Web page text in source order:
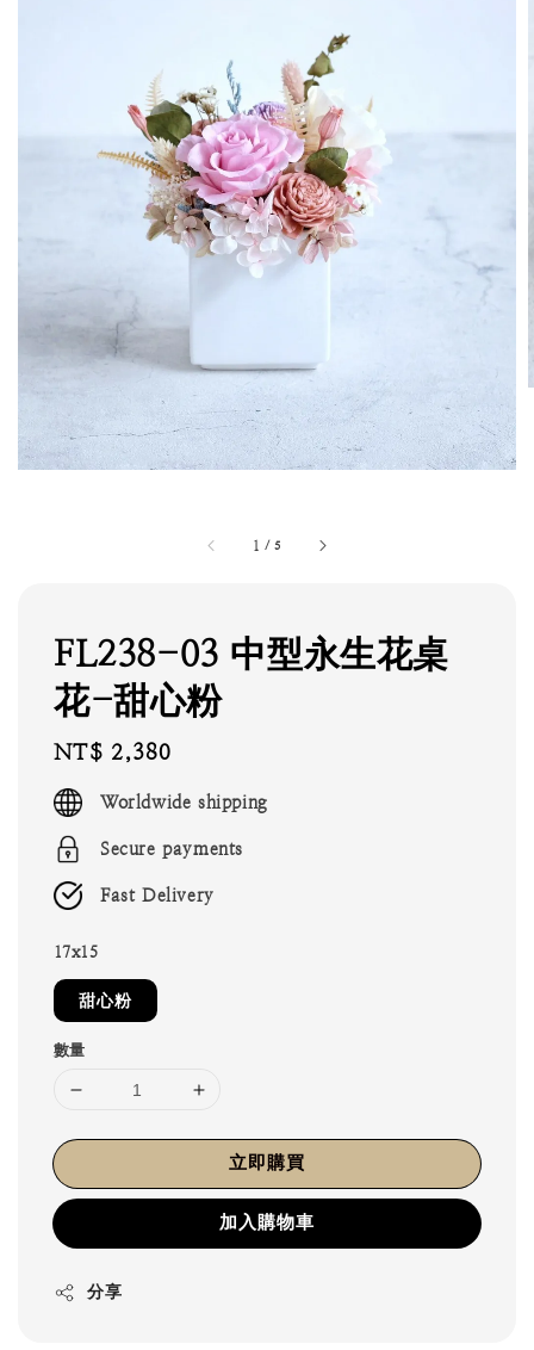
1 /5
FL238-03 中型永生花桌
花-甜心粉
Regular
price
NT$ 2,380
Worldwide shipping
Secure payments
Fast Delivery
17x15
甜心粉
數量
立即購買
加入購物車
分享